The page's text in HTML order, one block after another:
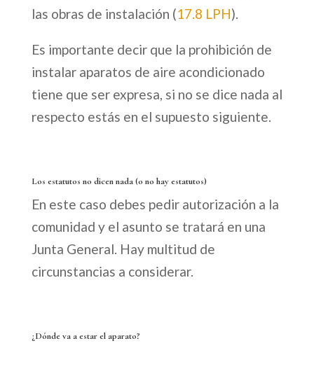
las obras de instalación (17.8 LPH).
Es importante decir que la prohibición de
instalar aparatos de aire acondicionado
tiene que ser expresa, si no se dice nada al
respecto estás en el supuesto siguiente.
Los estatutos no dicen nada (o no hay estatutos)
En este caso debes pedir autorización a la
comunidad y el asunto se tratará en una
Junta General. Hay multitud de
circunstancias a considerar.
¿Dónde va a estar el aparato?